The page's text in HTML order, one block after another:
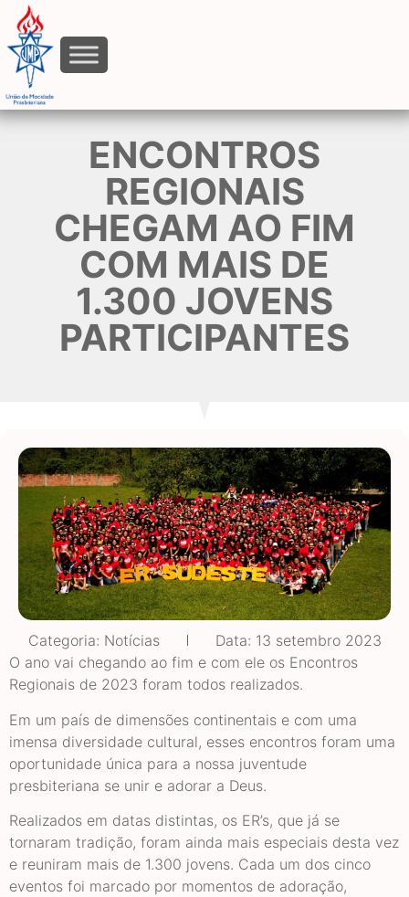
ENCONTROS
REGIONAIS
CHEGAM AO FIM
COM MAIS DE
1.300 JOVENS
PARTICIPANTES
Categoria: Notícias Data: 13 setembro 2023
O ano vai chegando ao fim e com ele os Encontros
Regionais de 2023 foram todos realizados.
Em um país de dimensões continentais e com uma
imensa diversidade cultural, esses encontros foram uma
oportunidade única para a nossa juventude
presbiteriana se unir e adorar a Deus.
Realizados em datas distintas, os ER’s, que já se
tornaram tradição, foram ainda mais especiais desta vez
e reuniram mais de 1.300 jovens. Cada um dos cinco
eventos foi marcado por momentos de adoração,